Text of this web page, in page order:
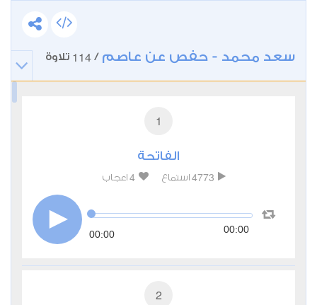
سعد محمد - حفص عن عاصم /
114 تلاوة
1
الفاتحة
4773 استماع 4 اعجاب
00:00 00:00
2